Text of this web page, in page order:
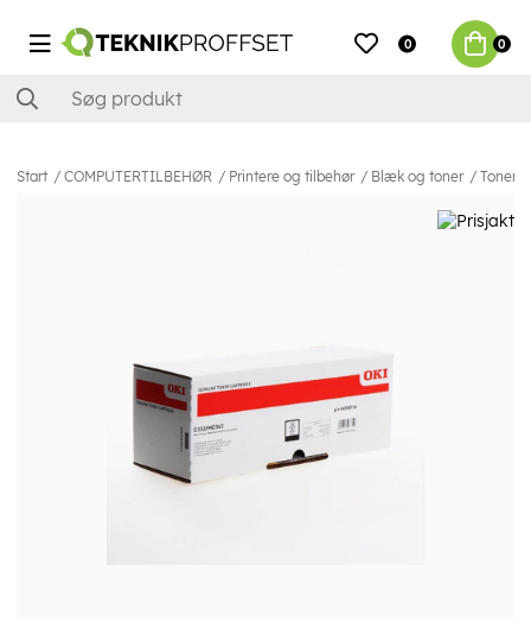
0 0
Start COMPUTERTILBEHØR Printere og tilbehør Blæk og toner Toner